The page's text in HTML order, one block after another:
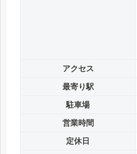
アクセス
最寄り駅
駐車場
営業時間
定休日